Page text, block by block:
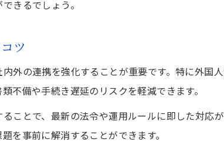
申請書類の不備を見抜く確認ポイント
迅速なビザ申請には多言語対応の重要性
多言語対応でスムーズなビザ相談を実現する方法
ビザ申請で多言語対応が必要な理由と効果
相談窓口の多言語サービス活用術を知る
きるでしょう。
ツ
外の連携を強化することが重要です。特に外国
不備や手続き遅延のリスクを軽減できます。
ことで、最新の法令や運用ルールに即した対応
を事前に解消することができます。